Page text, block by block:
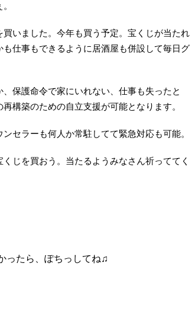
いました。今年も買う予定。宝くじが当たれ
仕事もできるように居酒屋も併設して毎日グ
保護命令で家にいれない、仕事も失ったと
構築のための自立支援が可能となります。
セラーも何人か常駐してて緊急対応も可能。
じを買おう。当たるようみなさん祈っててく
ったら、ぽちっしてね♫